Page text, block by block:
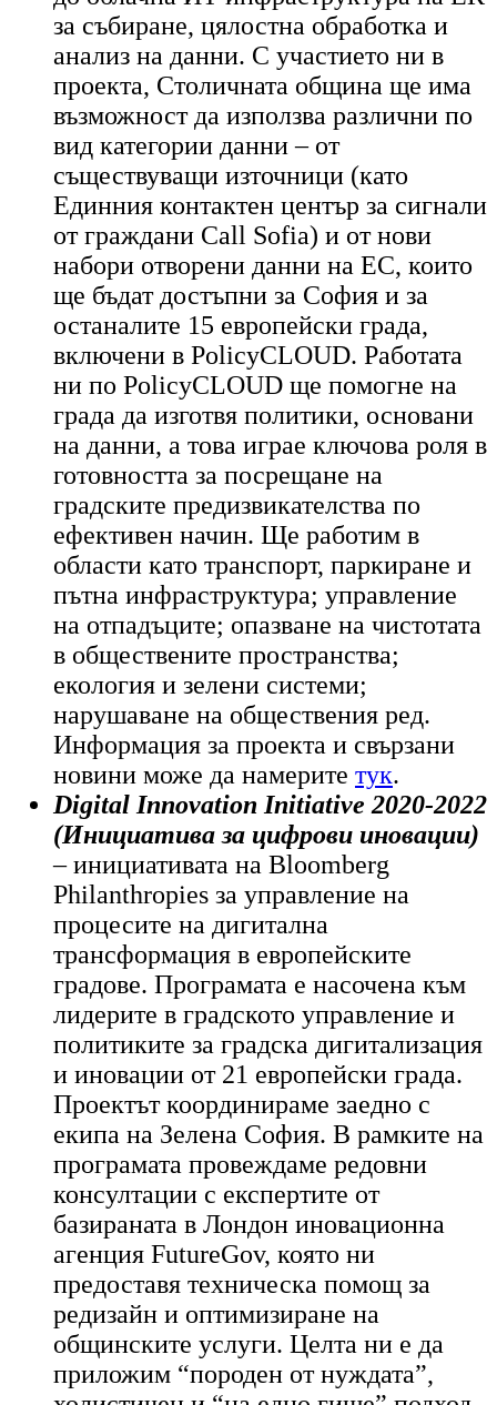
за събиране, цялостна обработка и
анализ на данни. С участието ни в
проекта, Столичната община ще има
възможност да използва различни по
вид категории данни – от
съществуващи източници (като
Единния контактен център за сигнали
от граждани Call Sofia) и от нови
набори отворени данни на ЕС, които
ще бъдат достъпни за София и за
останалите 15 европейски града,
включени в PolicyCLOUD. Работата
ни по PolicyCLOUD ще помогне на
града да изготвя политики, основани
на данни, а това играе ключова роля в
готовността за посрещане на
градските предизвикателства по
ефективен начин. Ще работим в
области като транспорт, паркиране и
пътна инфраструктура; управление
на отпадъците; опазване на чистотата
в обществените пространства;
екология и зелени системи;
нарушаване на обществения ред.
Информация за проекта и свързани
новини може да намерите тук.
Digital Innovation Initiative 2020-2022
(Инициатива за цифрови иновации)
– инициативата на Bloomberg
Philanthropies за управление на
процесите на дигитална
трансформация в европейските
градове. Програмата е насочена към
лидерите в градското управление и
политиките за градска дигитализация
и иновации от 21 европейски града.
Проектът координираме заедно с
екипа на Зелена София. В рамките на
програмата провеждаме редовни
консултации с експертите от
базираната в Лондон иновационна
агенция FutureGov, която ни
предоставя техническа помощ за
редизайн и оптимизиране на
общинските услуги. Целта ни е да
приложим “породен от нуждата”,